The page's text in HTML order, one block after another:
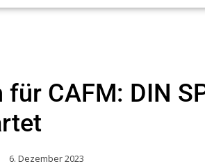
für CAFM: DIN
6. Dezember 2023